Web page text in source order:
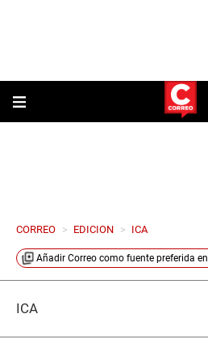
CORREO > EDICION > ICA
Añadir Correo como fuente preferida en
ICA